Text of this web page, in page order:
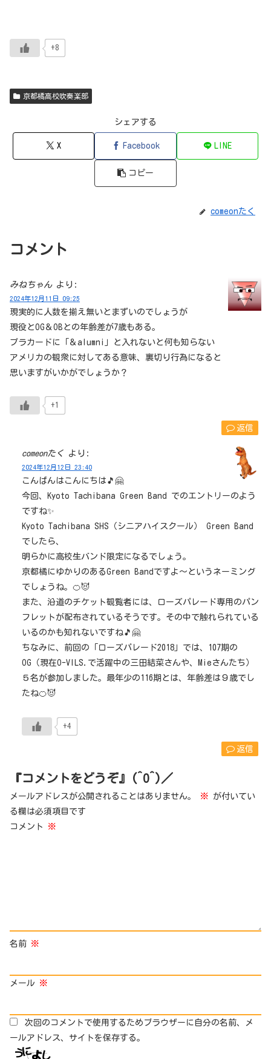
+8
京都橘高校吹奏楽部
シェアする
X Facebook LINE
コピー
comeonたく
コメント
みねちゃん より:
2024年12月11日 09:25
現実的に人数を揃え無いとまずいのでしょうが
現役とOG＆OBとの年齢差が7歳もある。
プラカードに「＆alumni」と入れないと何も知らない
アメリカの観衆に対してある意味、裏切り行為になると
思いますがいかがでしょうか？
+1
返信
comeonたく より:
2024年12月12日 23:40
こんばんはこんにちは🎵🤗
今回、Kyoto Tachibana Green Band でのエントリーのよう
ですね✨
Kyoto Tachibana SHS（シニアハイスクール） Green Band
でしたら、
明らかに高校生バンド限定になるでしょう。
京都橘にゆかりのあるGreen Bandですよ～というネーミング
でしょうね。🍊😈
また、沿道のチケット観覧者には、ローズパレード専用のパン
フレットが配布されているそうです。その中で触れられている
いるのかも知れないですね🎵🤗
ちなみに、前回の「ローズパレード2018」では、107期の
OG（現在O-VILS.で活躍中の三田結菜さんや、Mieさんたち）
５名が参加しました。最年少の116期とは、年齢差は９歳でし
たね🍊😈
+4
返信
『コメントをどうぞ』(^O^)／
メールアドレスが公開されることはありません。 ※ が付いてい
る欄は必須項目です
コメント ※
名前 ※
メール ※
次回のコメントで使用するためブラウザーに自分の名前、メ
ールアドレス、サイトを保存する。